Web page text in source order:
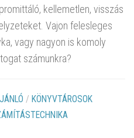
kellemetlen, visszás
Vajon felesleges
vagy nagyon is komoly
számunkra?
/ KÖNYVTÁROSOK